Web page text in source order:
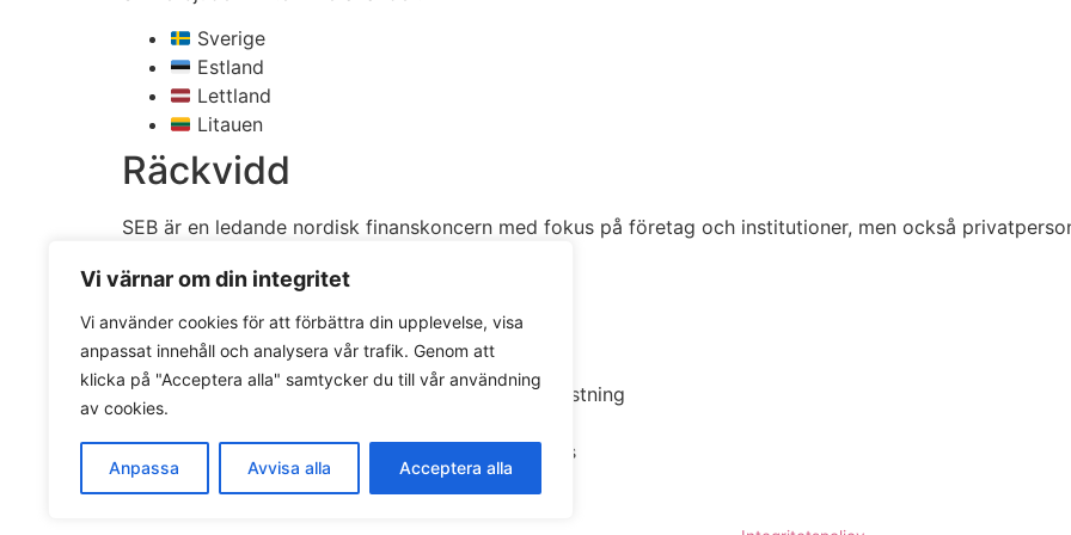
Vi värnar om din integritet
Vi använder cookies för att förbättra din upplevelse, visa
anpassat innehåll och analysera vår trafik. Genom att
klicka på "Acceptera alla" samtycker du till vår användning
av cookies.
Anpassa Avvisa alla Acceptera alla
Sverige
Estland
Lettland
Litauen
Räckvidd
SEB är en ledande nordisk finanskoncern med fokus på företag och institutioner, men också
Kom igång
Registrera på
developer.sebgroup.com
Utforska API Marketplace
Ladda ner Postman Collections för snabb testning
Ansök om produktionsåtkomst med FI-licens